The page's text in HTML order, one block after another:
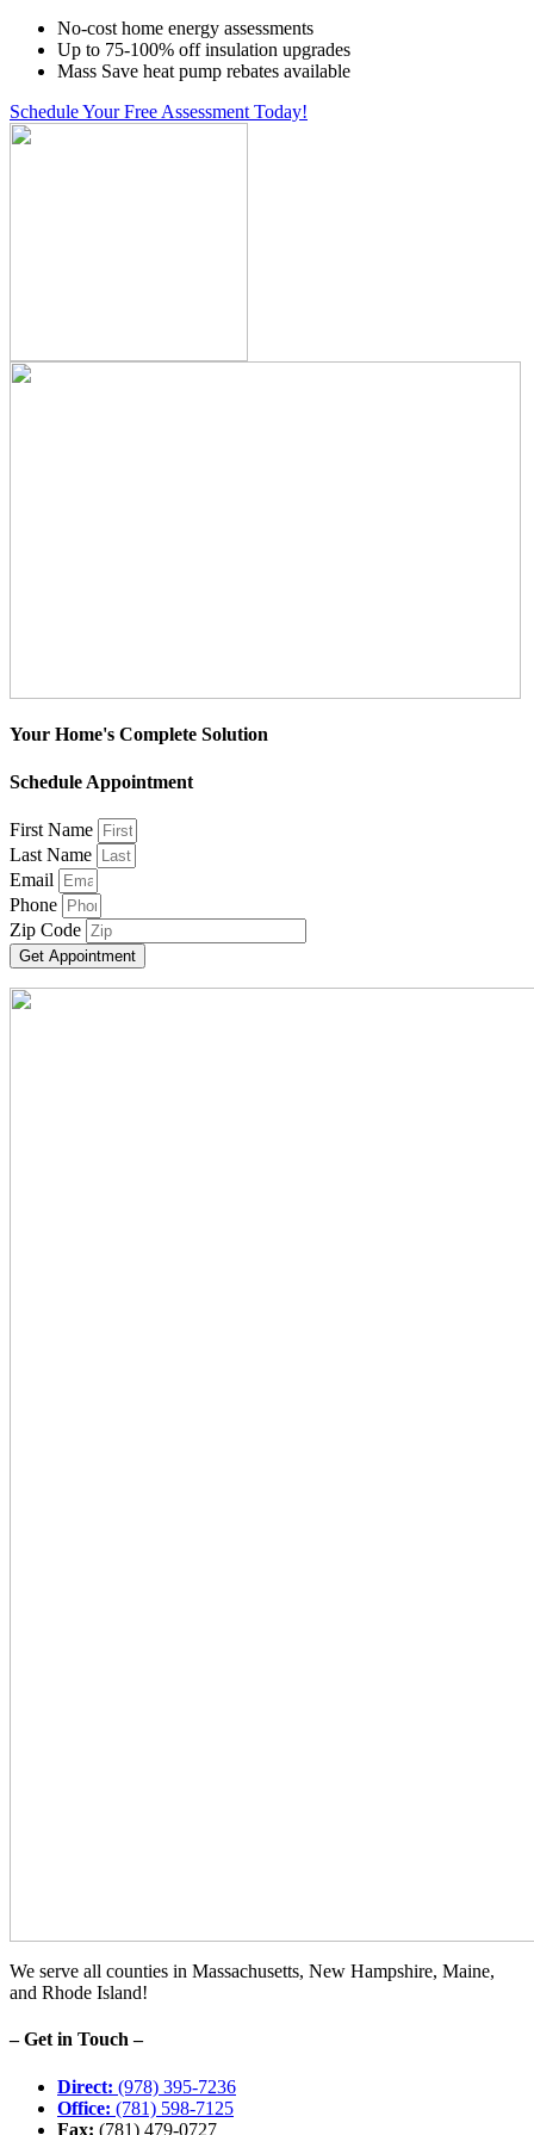
No-cost home energy assessments
Up to 75-100% off insulation upgrades
Mass Save heat pump rebates available
Schedule Your Free Assessment Today!
Your Home's Complete Solution
Schedule Appointment
First Name
Last Name
Email
Phone
Zip Code
Get Appointment
We serve all counties in Massachusetts, New Hampshire, Maine,
and Rhode Island!
– Get in Touch –
Direct: (978) 395-7236
Office: (781) 598-7125
Fax: (781) 479-0727